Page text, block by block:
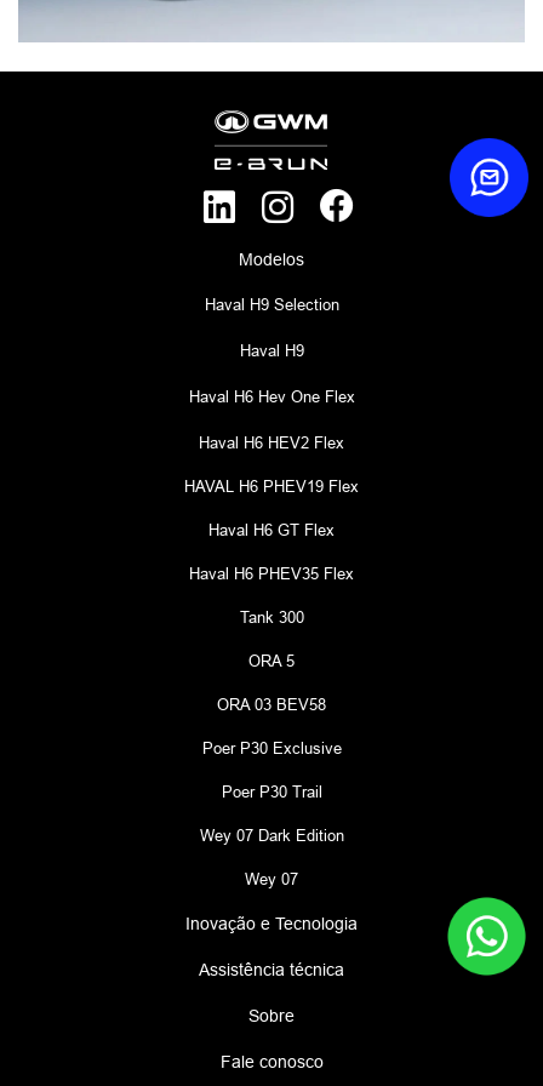
Modelos
Haval H9 Selection
Haval H9
Haval H6 Hev One Flex
Haval H6 HEV2 Flex
HAVAL H6 PHEV19 Flex
Haval H6 GT Flex
Haval H6 PHEV35 Flex
Tank 300
ORA 5
ORA 03 BEV58
Poer P30 Exclusive
Poer P30 Trail
Wey 07 Dark Edition
Wey 07
Inovação e Tecnologia
Assistência técnica
Sobre
Fale conosco